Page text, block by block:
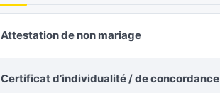
Attestation de non mariage
Certificat d’individualité / de concordance